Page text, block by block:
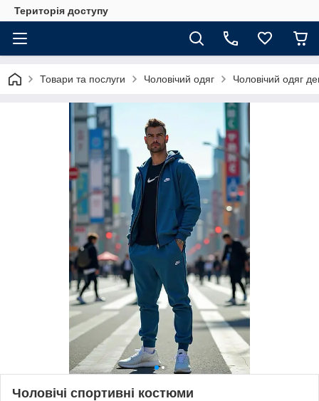
Територія доступу
Товари та послуги Чоловічий одяг Чоловічий одяг
Чоловічі спортивні костюми